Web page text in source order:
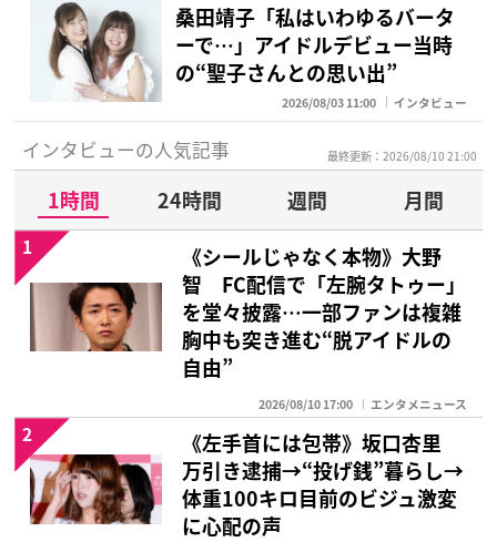
桑田靖子「私はいわゆるバータ
ーで…」アイドルデビュー当時
の“聖子さんとの思い出”
2026/08/03 11:00 インタビュー
インタビューの人気記事 最終更新：2026/08/10 21:00
1時間 24時間 週間
月間
《シールじゃなく本物》大野
智 FC配信で「左腕タトゥー」
を堂々披露…一部ファンは複雑
胸中も突き進む“脱アイドルの
自由”
2026/08/10 17:00 エンタメニュース
1
《左手首には包帯》坂口杏里
万引き逮捕→“投げ銭”暮らし→
体重100キロ目前のビジュ激変
に心配の声
2